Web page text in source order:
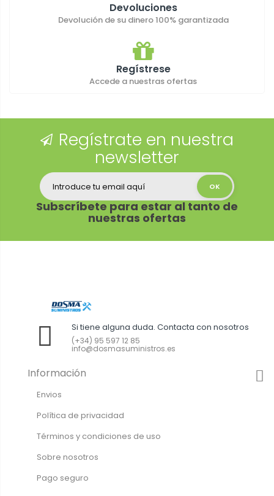
Devoluciones
Devolución de su dinero 100% garantizada
Regístrese
Accede a nuestras ofertas
Regístrate en nuestra
newsletter
Subscríbete para estar al tanto de
nuestras ofertas
Si tiene alguna duda. Contacta con nosotros
(+34) 95 597 12 85
info@dosmasuministros.es
Información
Envios
Política de privacidad
Términos y condiciones de uso
Sobre nosotros
Pago seguro